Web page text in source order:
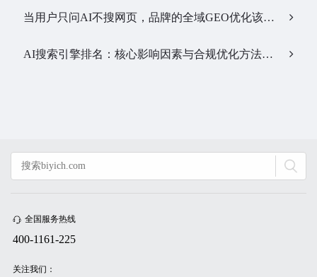
当用户只问AI不搜网页，品牌的全域GEO优化该交给谁？…
AI搜索引擎排名：核心影响因素与合规优化方法…
全国服务热线
400-1161-225
关注我们：